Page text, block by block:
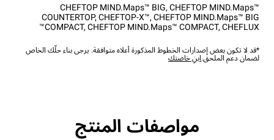
CHEFTOP MIND.Maps™ BIG, CHEFTOP MIND.Maps™
COUNTERTOP, CHEFTOP-X™, CHEFTOP MIND.Maps™ BIG
COMPACT, CHEFTOP MIND.Maps™ COMPACT, CHEFLUX™
*قد لا تكون بعض إصدارات الخطوط المذكورة أعلاه متوافقة. يرجى بناء حلّك الخاص
لضمان دعم الملحق.ابنِ خاصتك
مواصفات المنتج